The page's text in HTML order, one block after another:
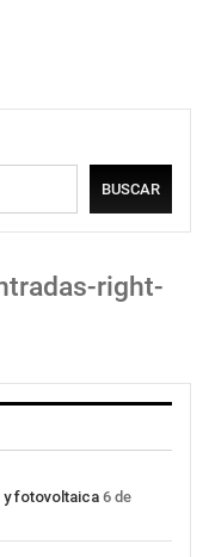
BUSCAR
right-
y fotovoltaica6 de